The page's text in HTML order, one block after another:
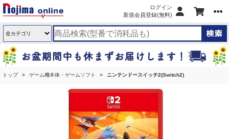
ログイン
新規会員登録(無料)
トップ ゲーム機本体・ゲームソフト ニンテンドースイッチ2(Switch2)